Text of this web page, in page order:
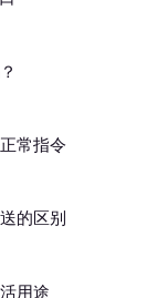
常指令
的区别
用途